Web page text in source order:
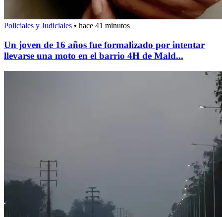
Policiales y Judiciales • hace 41 minutos
Un joven de 16 años fue formalizado por intentar
llevarse una moto en el barrio 4H de Mald...